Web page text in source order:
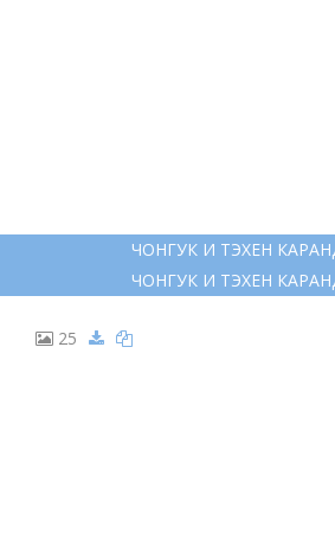
ЧОНГУК И ТЭХЕН
ЧОНГУК И ТЭХЕН
25